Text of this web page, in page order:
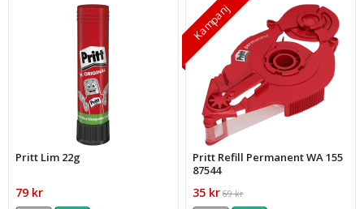
Pritt Lim 22g
79 kr
Kampanj
Pritt Refill Permanent WA 155
87544
35 kr 69 kr